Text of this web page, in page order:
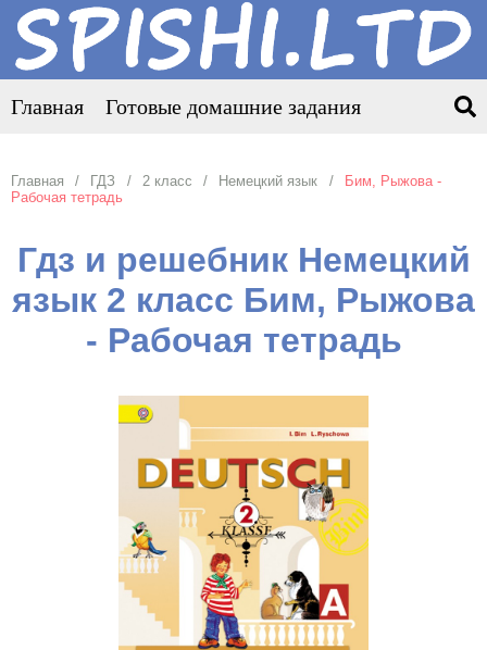
Главная Готовые домашние задания
Главная ГДЗ 2 класс Немецкий язык
Бим, Рыжова -
Рабочая тетрадь
Гдз и решебник Немецкий
язык 2 класс Бим, Рыжова
- Рабочая тетрадь